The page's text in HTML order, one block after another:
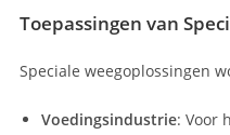
Toepassingen van
Speciale weegoplossingen
Voedingsindustrie: Voor